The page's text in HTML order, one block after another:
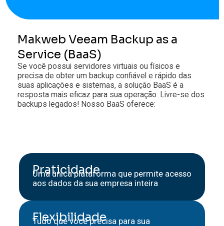
Makweb Veeam Backup as a
Service (BaaS)
Se você possui servidores virtuais ou físicos e
precisa de obter um backup confiável e rápido das
suas aplicações e sistemas, a solução BaaS é a
resposta mais eficaz para sua operação. Livre-se dos
backups legados! Nosso BaaS oferece:
Praticidade
Uma única plataforma que permite acesso
aos dados da sua empresa inteira
Flexibilidade
Tudo que você precisa para sua